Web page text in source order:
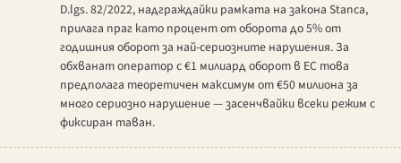
D.lgs. 82/2022, надграждайки рамката на закона Stanca,
прилага праг като процент от оборота до 5% от
годишния оборот за най-сериозните нарушения. За
обхванат оператор с €1 милиард оборот в ЕС това
предполага теоретичен максимум от €50 милиона за
много сериозно нарушение — засенчвайки всеки режим с
фиксиран таван.